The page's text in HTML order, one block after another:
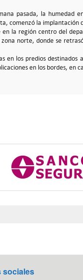
pasada, la humedad
comenzó la implantación
la región centro del
norte, donde se
en los predios
en los bordes, en
sociales